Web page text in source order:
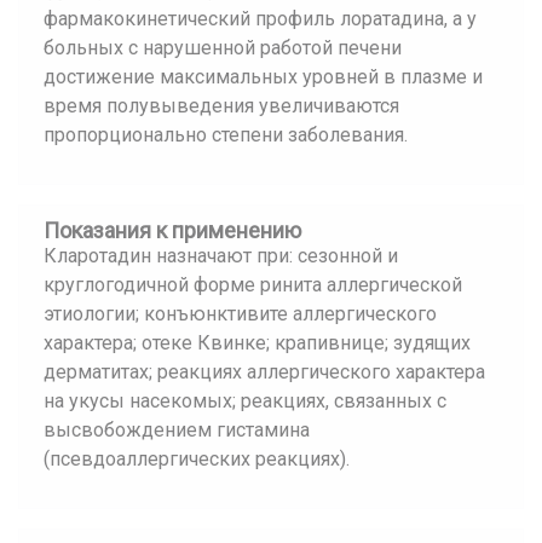
фармакокинетический профиль лоратадина, а у
больных с нарушенной работой печени
достижение максимальных уровней в плазме и
время полувыведения увеличиваются
пропорционально степени заболевания.
Показания к применению
Кларотадин назначают при: сезонной и
круглогодичной форме ринита аллергической
этиологии; конъюнктивите аллергического
характера; отеке Квинке; крапивнице; зудящих
дерматитах; реакциях аллергического характера
на укусы насекомых; реакциях, связанных с
высвобождением гистамина
(псевдоаллергических реакциях).